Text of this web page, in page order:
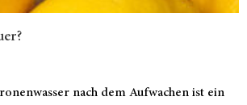
nach dem Aufwachen ist ein